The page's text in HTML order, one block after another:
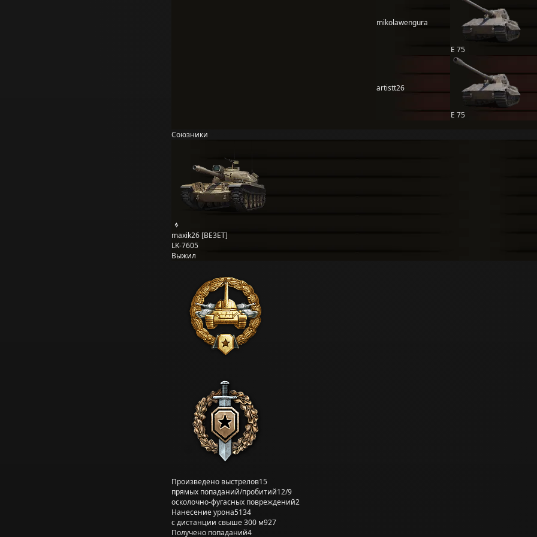
mikolawengura
E 75
artistt26
E 75
Союзники
maxik26 [BE3ET]
LK-7605
Выжил
Произведено выстрелов15
прямых попаданий/пробитий12/9
осколочно-фугасных повреждений2
Нанесение урона5134
с дистанции свыше 300 м927
Получено попаданий4